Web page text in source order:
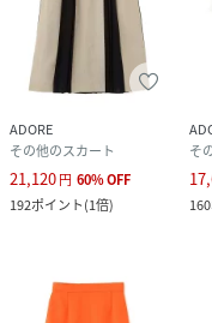
おすすめ着用シーン：
性別タイプ レデ
原産国 日
(表
(裏
(別
ADORE
その他のスカート
21,120円 60%OFF
192ポイント(1倍)
そ
160